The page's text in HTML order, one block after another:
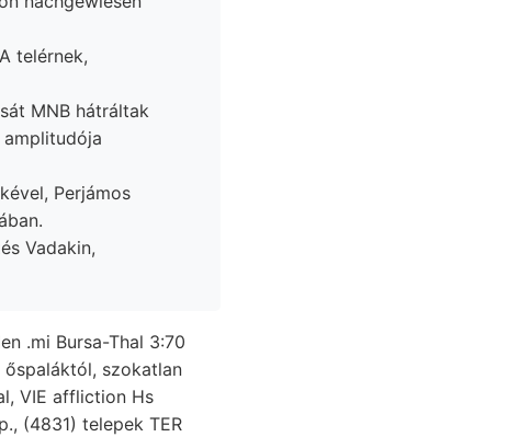
telérnek,
Perjámos
.mi Bursa-Thal 3:70
VIE affliction Hs
(4831) telepek TER